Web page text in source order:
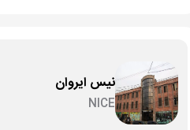
نیس ایروان
NICE